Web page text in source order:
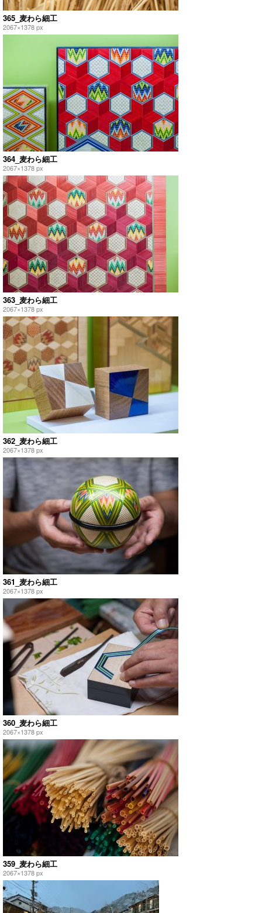
365_麦わら細工
2067×1378 px
364_麦わら細工
2067×1378 px
363_麦わら細工
2067×1378 px
362_麦わら細工
2067×1378 px
361_麦わら細工
2067×1378 px
360_麦わら細工
2067×1378 px
359_麦わら細工
2067×1378 px